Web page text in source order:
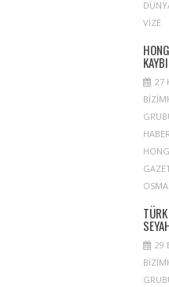
VIZE
27
29